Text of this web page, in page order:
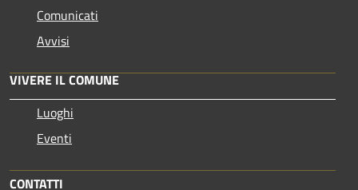
Comunicati
Avvisi
VIVERE IL COMUNE
Luoghi
Eventi
CONTATTI